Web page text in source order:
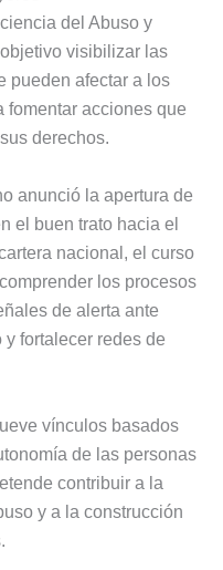
del Abuso y
visibilizar las
pueden afectar a los
fomentar acciones que
derechos.
anunció la apertura de
el buen trato hacia el
nacional, el curso
los procesos
de alerta ante
fortalecer redes de
vínculos basados
de las personas
contribuir a la
y a la construcción